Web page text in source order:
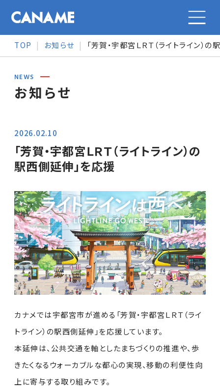
会社案内トップ
会社概要
メッセージ
沿革
各事業所
カナメの特長トップ
事業紹介
オリジナル製品
カナメ会
受賞・認可
事業紹介
大型施設の金属屋根
工場倉庫の屋根修繕
住宅リフォーム
太陽光発電
製品開発・製造
採用情報トップ
新卒採用
キャリア採用
社員の声
SDGs活動
お客さまからの評価
お問い合わせ
お知らせ
TOP お知らせ 「芳賀・宇都宮ＬＲＴ（ライトライン）
NEWS
お知らせ
2026.02.10
「芳賀・宇都宮ＬＲＴ（ライトライン）の
駅西側延伸」を応援
カナメでは宇都宮市が進める「芳賀・宇都宮ＬＲＴ（ライ
トライン）の駅西側延伸」を応援しています。
本延伸は、公共交通を軸としたまちづくりの推進や、歩
きたくなるウォーカブルな都心の実現、移動の利便性向
上に寄与する取り組みです。